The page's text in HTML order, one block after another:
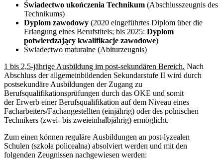
Świadectwo ukończenia Technikum (Abschlusszeugnis des
Technikums)
Dyplom zawodowy (2020 eingeführtes Diplom über die
Erlangung eines Berufstitels; bis 2025: Dyplom
potwierdzający kwalifikacje zawodowe)
Świadectwo maturalne (Abiturzeugnis)
1 bis 2,5-jährige Ausbildung im post-sekundären Bereich. Nach
Abschluss der allgemeinbildenden Sekundarstufe II wird durch
postsekundäre Ausbildungen der Zugang zu
Berufsqualifikationsprüfungen durch das OKE und somit
der Erwerb einer Berufsqualifikation auf dem Niveau eines
Facharbeiters/Fachangestellten (einjährig) oder des polnischen
Technikers (zwei- bis zweieinhalbjährig) ermöglicht.
Zum einen können reguläre Ausbildungen an post-lyzealen
Schulen (szkoła policealna) absolviert werden und mit den
folgenden Zeugnissen nachgewiesen werden: